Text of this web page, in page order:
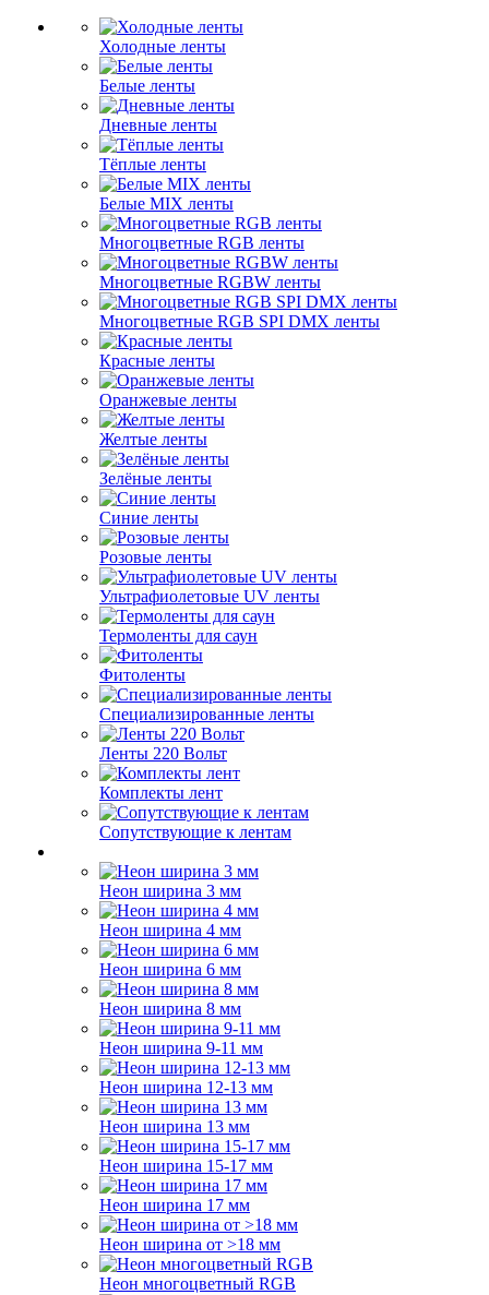
Холодные ленты
Белые ленты
Дневные ленты
Тёплые ленты
Белые MIX ленты
Многоцветные RGB ленты
Многоцветные RGBW ленты
Многоцветные RGB SPI DMX ленты
Красные ленты
Оранжевые ленты
Желтые ленты
Зелёные ленты
Синие ленты
Розовые ленты
Ультрафиолетовые UV ленты
Термоленты для саун
Фитоленты
Специализированные ленты
Ленты 220 Вольт
Комплекты лент
Сопутствующие к лентам
Неон ширина 3 мм
Неон ширина 4 мм
Неон ширина 6 мм
Неон ширина 8 мм
Неон ширина 9-11 мм
Неон ширина 12-13 мм
Неон ширина 13 мм
Неон ширина 15-17 мм
Неон ширина 17 мм
Неон ширина от >18 мм
Неон многоцветный RGB